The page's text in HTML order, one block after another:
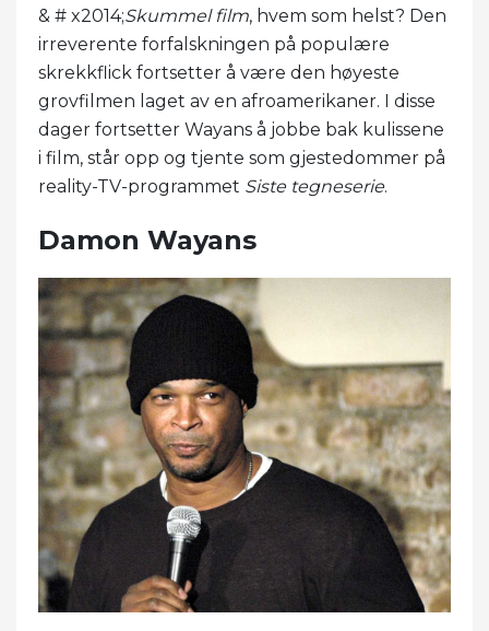
& # x2014;Skummel film, hvem som helst? Den
irreverente forfalskningen på populære
skrekkflick fortsetter å være den høyeste
grovfilmen laget av en afroamerikaner. I disse
dager fortsetter Wayans å jobbe bak kulissene
i film, står opp og tjente som gjestedommer på
reality-TV-programmet Siste tegneserie.
Damon Wayans